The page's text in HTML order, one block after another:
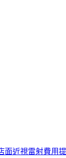
面近視雷射費用